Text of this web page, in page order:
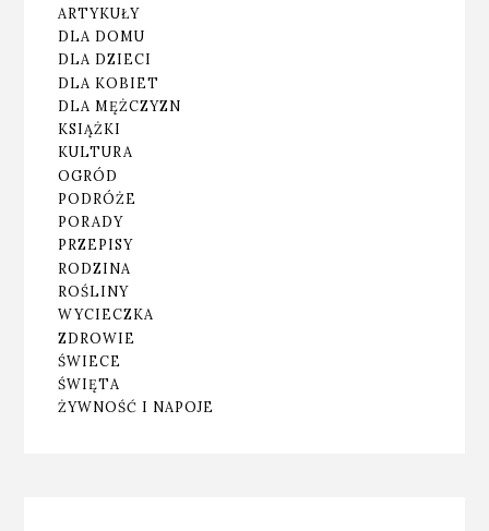
ARTYKUŁY
DLA DOMU
DLA DZIECI
DLA KOBIET
DLA MĘŻCZYZN
KSIĄŻKI
KULTURA
OGRÓD
PODRÓŻE
PORADY
PRZEPISY
RODZINA
ROŚLINY
WYCIECZKA
ZDROWIE
ŚWIECE
ŚWIĘTA
ŻYWNOŚĆ I NAPOJE